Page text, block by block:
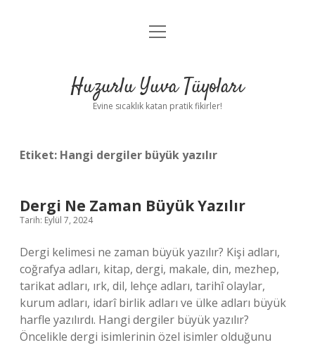
Anasayfa
Yasal Uyarı
menüyü
Huzurlu Yuva Tüyoları
Evine sıcaklık katan pratik fikirler!
Etiket: Hangi dergiler büyük yazılır
Dergi Ne Zaman Büyük Yazılır
Tarih: Eylül 7, 2024
Dergi kelimesi ne zaman büyük yazılır? Kişi adları,
coğrafya adları, kitap, dergi, makale, din, mezhep,
tarikat adları, ırk, dil, lehçe adları, tarihî olaylar,
kurum adları, idarî birlik adları ve ülke adları büyük
harfle yazılırdı. Hangi dergiler büyük yazılır?
Öncelikle dergi isimlerinin özel isimler olduğunu